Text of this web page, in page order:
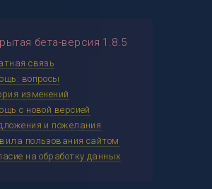
бета-версия 1.8.5
связь
вопросы
изменений
с новой версией
и пожелания
пользования сайтом
на обработку данных